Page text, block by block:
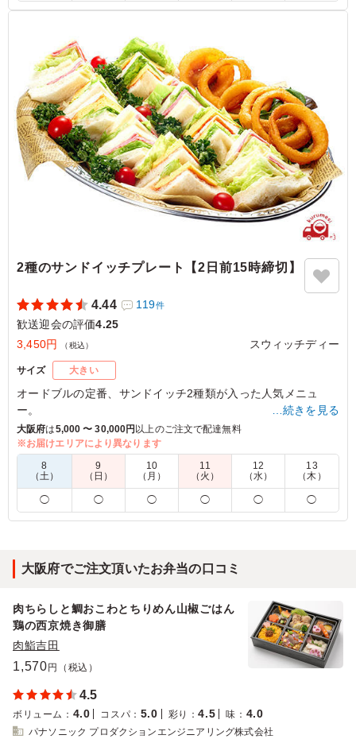
にも鮭のしっかりとした味付けが感じられ、 味の濃さと
味が楽しめ、副菜も多く大満足でした！
ご利用シーン：懇親会›歓送迎会
大阪府吹田市山田丘2024/06/11
2種のサンドイッチプレート【2日前15時締切】
4.44 119件
歓送迎会の評価4.25
3,450円
（税込） スウィッチディー
サイズ 大きい
オードブルの定番、サンドイッチ2種類が入った人気メニュ
ー。
※写真は8人前です。1人前分追加または5人前へ変更が可能で
す。変更は下記プルダウンよりご選択できます。
※オードブル・プレート商品はドリンク類が限定価格でご注文
可能です。カテゴリ：オプション欄からご選択ください。
※画像にはパセリがございますが、現在パセリを使用しており
人気殺到
ご利用シーン：懇親会
大阪府堺市堺区匠町
…続きを見る
大阪府は5,000 〜 30,000円 以上のご注文で配達無料
※お届けエリアにより異なります
8
（土）
9
（日）
10
（月）
11
（火）
12
（水）
13
（木）
◯ ◯ ◯ ◯ ◯ ◯
大阪府でご注文頂いたお弁当の口コミ
肉ちらしと鯛おこわとちりめん山椒ごはん
鶏の西京焼き御膳
肉鮨吉田
1,570 円（税込）
4.5
ボリューム ： 4.0 コスパ ： 5.0 彩り ：4.5 味 ： 4.0
パナソニック プロダクションエンジニアリング株式会社